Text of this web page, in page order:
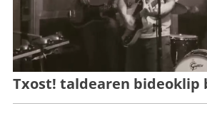
Txost! taldearen bideoklip